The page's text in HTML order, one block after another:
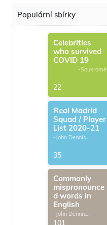
Populární sbírky
Celebrities
who survived
COVID 19
-Soukromé
22
Real Madrid
Squad / Player
List 2020-21
-John Dennis
35
Commonly
mispronounce
d words in
English
-John Dennis
G.Thomas
101